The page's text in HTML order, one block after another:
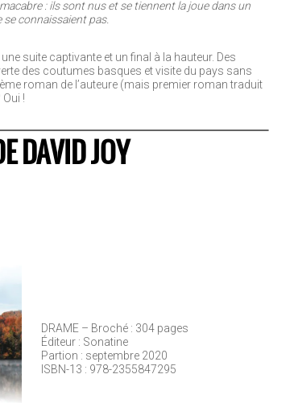
: ils sont nus et se tiennent la joue dans un
connaissaient pas.
suite captivante et un final à la hauteur. Des
des coutumes basques et visite du pays sans
roman de l’auteure (mais premier roman traduit
!
DAVID JOY
DRAME – Broché : 304 pages
Éditeur : Sonatine
Partion : septembre 2020
ISBN-13 : 978-2355847295